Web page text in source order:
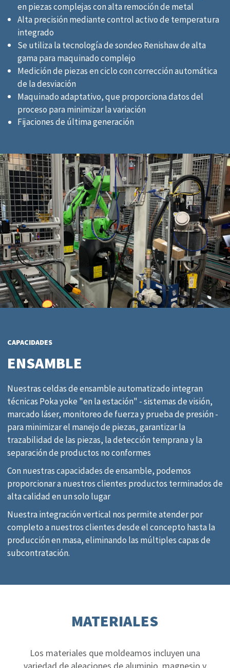
en piezas complejas con alta remoción de metal
Alta precisión mediante control activo de temperatura
integrado
Se utiliza la tecnología de sondeo Renishaw de alta
gama para maquinado complejo
Medición de piezas en ciclo con corrección automática
de la desviación
Maquinado adaptativo, que proporciona datos del
proceso para minimizar la variación
Fijaciones de última generación
CAPACIDADES
ENSAMBLE
Nuestras celdas de ensamble automatizado integran
técnicas Poka yoke "en la estación" - sistemas de visión,
marcado láser, monitoreo de fuerza y prueba de presión -
para minimizar el manejo de piezas, garantizar la
trazabilidad de las piezas, la detección temprana y la
separación de productos no conformes
Con nuestras capacidades de ensamble, podemos
proporcionar a nuestros clientes productos terminados de
alta calidad en un solo lugar
Nuestra integración vertical nos permite atender por
completo a nuestros clientes desde el concepto hasta la
producción en masa, eliminando las múltiples capas de
subcontratación.
MATERIALES
Los materiales que moldeamos incluyen una